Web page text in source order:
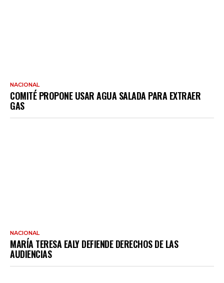
NACIONAL
COMITÉ PROPONE USAR AGUA SALADA PARA EXTRAER
GAS
NACIONAL
MARÍA TERESA EALY DEFIENDE DERECHOS DE LAS
AUDIENCIAS